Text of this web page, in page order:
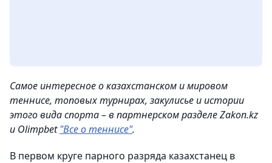
Самое интересное о казахстанском и мировом
теннисе, топовых турнирах, закулисье и истории
этого вида спорта – в партнерском разделе Zakon.kz
и Olimpbet"Все о теннисе".
В первом круге парного разряда казахстанец в